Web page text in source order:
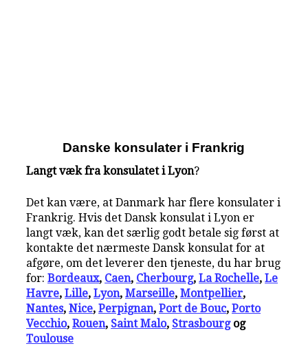
Danske konsulater i Frankrig
Langt væk fra konsulatet i Lyon?
Det kan være, at Danmark har flere konsulater i
Frankrig. Hvis det Dansk konsulat i Lyon er
langt væk, kan det særlig godt betale sig først at
kontakte det nærmeste Dansk konsulat for at
afgøre, om det leverer den tjeneste, du har brug
for:Bordeaux, Caen, Cherbourg,La Rochelle,Le
Havre,Lille,Lyon,Marseille,Montpellier,
Nantes,Nice,Perpignan,Port de Bouc,Porto
Vecchio,Rouen, Saint Malo, Strasbourgog
Toulouse